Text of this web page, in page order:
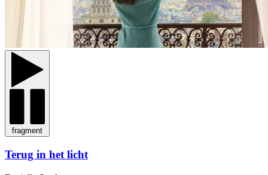
fragment
Terug in het licht